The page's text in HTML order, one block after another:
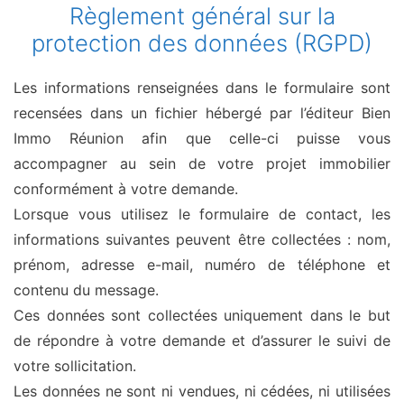
Règlement général sur la
protection des données (RGPD)
Les informations renseignées dans le formulaire sont
recensées dans un fichier hébergé par l’éditeur Bien
Immo Réunion afin que celle-ci puisse vous
accompagner au sein de votre projet immobilier
conformément à votre demande.
Lorsque vous utilisez le formulaire de contact, les
informations suivantes peuvent être collectées : nom,
prénom, adresse e-mail, numéro de téléphone et
contenu du message.
Ces données sont collectées uniquement dans le but
de répondre à votre demande et d’assurer le suivi de
votre sollicitation.
Les données ne sont ni vendues, ni cédées, ni utilisées